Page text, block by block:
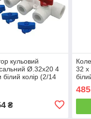
кульовий
Ø.32x20 4
білий колір (2/14
₴
32 х